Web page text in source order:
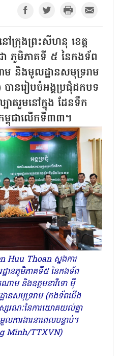
ក្រុងព្រះសីហនុ ខេត្ត
ភូមិភាគទី ៥ នៃកងទ័ព
និងមូលដ្ឋានសមុទ្ររាម
ានរៀបចំអង្គប្រជុំដកបទ
តរួមនៅក្នុង ដែនទឹក
ម្ពុជាលើកទី៣៣។
Huu Thoan ស្នងការ
ឋានភូមិភាគទី៥ នៃកងទ័ព
ាម និងឧត្តមនាវីទោ ម៉ី
ានសមុទ្ររាម (កងទ័ពជើង
ស្សរណៈនៃការយោគយល់គ្នា
ការងារនាពេលបន្ទាប់។
Minh/TTXVN)